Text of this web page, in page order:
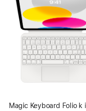
Magic Keyboard Folio k